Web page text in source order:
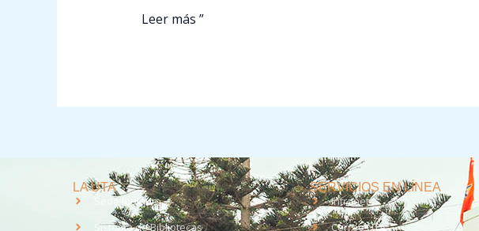
Leer más ”
LA UTA
Sede Iquique
Sistema de Bibliotecas
SERVICIOS EN LÍNEA
Intranet
Correo UTA